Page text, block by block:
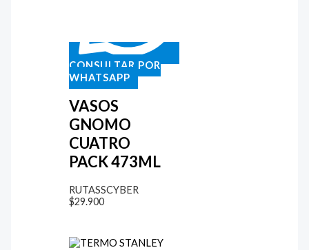
CONSULTAR POR
WHATSAPP
VASOS
GNOMO
CUATRO
PACK 473ML
RUTASSCYBER
$29.900